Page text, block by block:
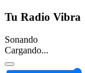
Tu Radio Vibra
Sonando
Cargando...